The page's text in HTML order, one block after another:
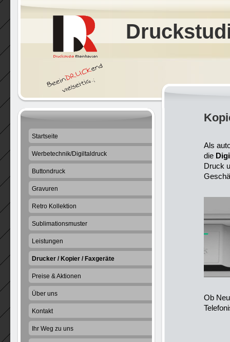
Als
die
Druck
Ob
Startseite
Werbetechnik/Digiltaldruck
Buttondruck
Gravuren
Retro Kollektion
Sublimationsmuster
Leistungen
Drucker / Kopier / Faxgeräte
Preise & Aktionen
Über uns
Kontakt
Ihr Weg zu uns